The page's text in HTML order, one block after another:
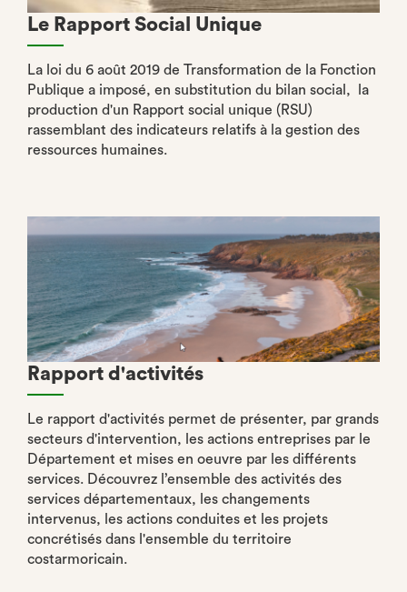
Le Rapport Social Unique
La loi du 6 août 2019 de Transformation de la Fonction
Publique a imposé, en substitution du bilan social, la
production d'un Rapport social unique (RSU)
rassemblant des indicateurs relatifs à la gestion des
ressources humaines.
Rapport d'activités
Le rapport d'activités permet de présenter, par grands
secteurs d'intervention, les actions entreprises par le
Département et mises en oeuvre par les différents
services. Découvrez l’ensemble des activités des
services départementaux, les changements
intervenus, les actions conduites et les projets
concrétisés dans l'ensemble du territoire
costarmoricain.